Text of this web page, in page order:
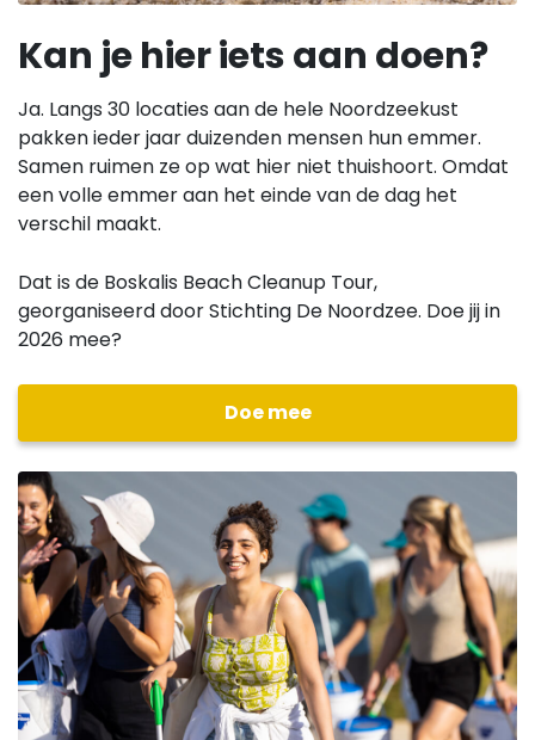
Kan je hier iets aan doen?
Ja. Langs 30 locaties aan de hele Noordzeekust
pakken ieder jaar duizenden mensen hun emmer.
Samen ruimen ze op wat hier niet thuishoort. Omdat
een volle emmer aan het einde van de dag het
verschil maakt.
Dat is de Boskalis Beach Cleanup Tour,
georganiseerd door Stichting De Noordzee. Doe jij in
2026 mee?
Doe mee